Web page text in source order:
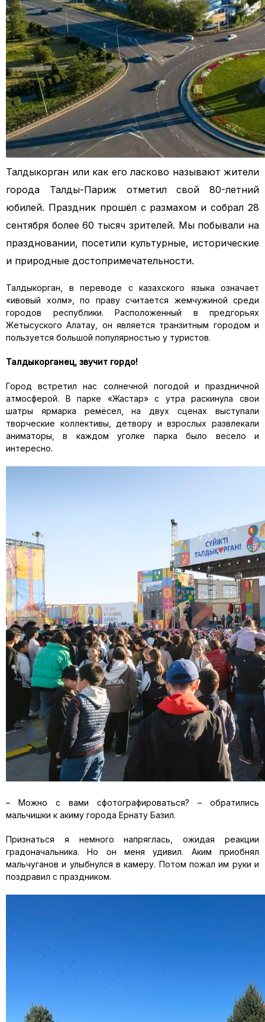
Талдыкорган или как его ласково называют жители
города Талды-Париж отметил свой 80-летний
юбилей. Праздник прошёл с размахом и собрал 28
сентября более 60 тысяч зрителей. Мы побывали на
праздновании, посетили культурные, исторические
и природные достопримечательности.
Талдыкорган, в переводе с казахского языка означает
«ивовый холм», по праву считается жемчужиной среди
городов республики. Расположенный в предгорьях
Жетысуского Алатау, он является транзитным городом и
пользуется большой популярностью у туристов.
Талдыкорганец, звучит гордо!
Город встретил нас солнечной погодой и праздничной
атмосферой. В парке «Жастар» с утра раскинула свои
шатры ярмарка ремёсел, на двух сценах выступали
творческие коллективы, детвору и взрослых развлекали
аниматоры, в каждом уголке парка было весело и
интересно.
– Можно с вами сфотографироваться? – обратились
мальчишки к акиму города Ернату Базил.
Признаться я немного напряглась, ожидая реакции
градоначальника. Но он меня удивил. Аким приобнял
мальчуганов и улыбнулся в камеру. Потом пожал им руки и
поздравил с праздником.